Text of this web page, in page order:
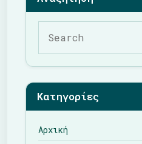
Κατηγορίες
Αρχική